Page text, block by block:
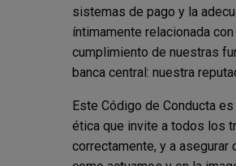
sistemas de pago y la
íntimamente relacionada
cumplimiento de nuestras
banca central: nuestra
Este Código de Conducta
ética que invite a todos los
correctamente, y a